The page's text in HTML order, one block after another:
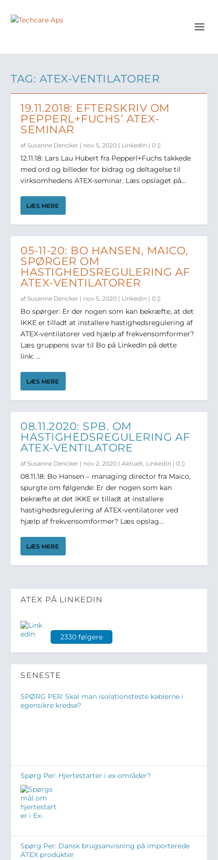
TAG: ATEX-VENTILATORER
19.11.2018: EFTERSKRIV OM
PEPPERL+FUCHS’ ATEX-
SEMINAR
afSusanne Dencker | nov 5, 2020 | LinkedIn |0
12.11.18: Lars Lau Hubert fra Pepperl+Fuchs takkede
med ord og billeder for bidrag og deltagelse til
virksomhedens ATEX-seminar. Læs opslaget på...
LÆS MERE
05-11-20: BO HANSEN, MAICO,
SPØRGER OM
HASTIGHEDSREGULERING AF
ATEX-VENTILATORER
afSusanne Dencker | nov 5, 2020 | LinkedIn |0
Bo spørger: Er der nogen som kan bekræfte, at det
IKKE er tilladt at installere hastighedsregulering af
ATEX-ventilatorer ved hjælp af frekvensomformer?
Læs gruppens svar til Bo på LinkedIn på dette
link: ...
LÆS MERE
08.11.2020: SPB. OM
HASTIGHEDSREGULERING AF
ATEX-VENTILATORE
afSusanne Dencker | nov 2, 2020 |Aktuelt, LinkedIn |0
08.11.18: Bo Hansen – managing director fra Maico,
spurgte om følgende: Er der nogen som kan
bekræfte at det IKKE er tilladt at installere
hastighedsregulering af ATEX-ventilatorer ved
hjælp af frekvensomformer? Læs opslag...
LÆS MERE
ATEX PÅ LINKEDIN
2330 følgere
SENESTE
SPØRG PER: Skal man isolationsteste kablerne i
egensikre kredse?
Spørg Per: Hjertestarter i ex-områder?
Spørg Per: Dansk brugsanvisning på importerede
ATEX produkter